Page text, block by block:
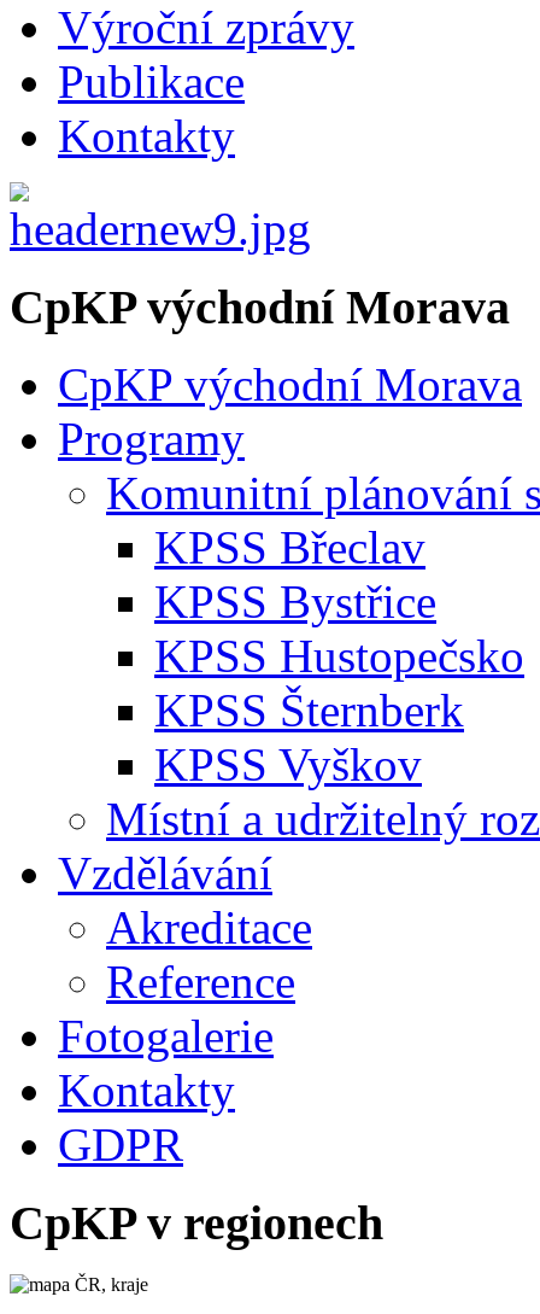
Výroční zprávy
Publikace
Kontakty
CpKP východní Morava
CpKP východní Morava
Programy
Komunitní plánování
KPSS Břeclav
KPSS Bystřice
KPSS Hustopečsko
KPSS Šternberk
KPSS Vyškov
Místní a udržitelný
Vzdělávání
Akreditace
Reference
Fotogalerie
Kontakty
GDPR
CpKP v regionech